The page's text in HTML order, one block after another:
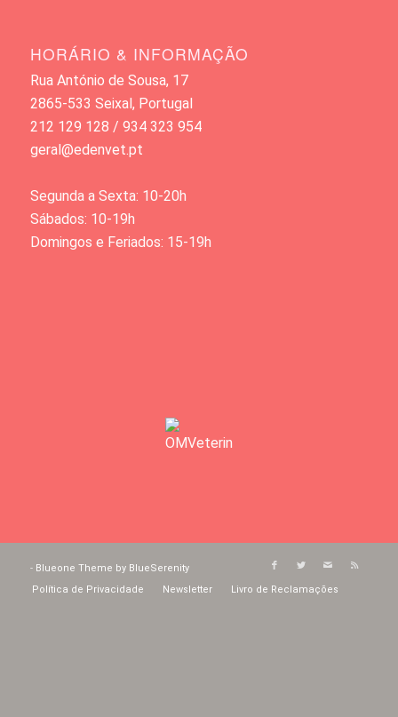
HORÁRIO & INFORMAÇÃO
Rua António de Sousa, 17
2865-533 Seixal, Portugal
212 129 128 / 934 323 954
geral@edenvet.pt
Segunda a Sexta: 10-20h
Sábados: 10-19h
Domingos e Feriados: 15-19h
- Blueone Theme by BlueSerenity
Política de Privacidade
Newsletter Livro de Reclamações